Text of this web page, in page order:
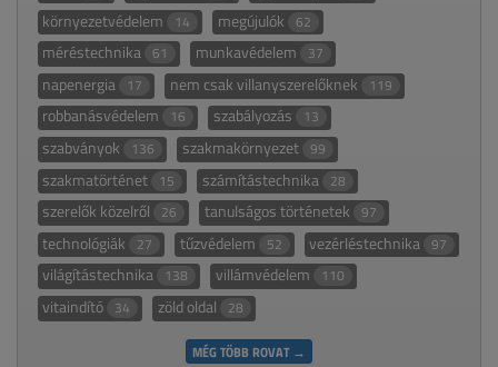
környezetvédelem 14 megújulók 62
méréstechnika 61 munkavédelem 37
napenergia 17 nem csak villanyszerelőknek 119
robbanásvédelem 16 szabályozás 13
szabványok 136 szakmakörnyezet 99
szakmatörténet 15 számítástechnika 28
szerelők közelről 26 tanulságos történetek 97
technológiák 27 tűzvédelem 52 vezérléstechnika 97
világítástechnika 138 villámvédelem 110
vitaindító 34 zöld oldal 28
MÉG TÖBB ROVAT →